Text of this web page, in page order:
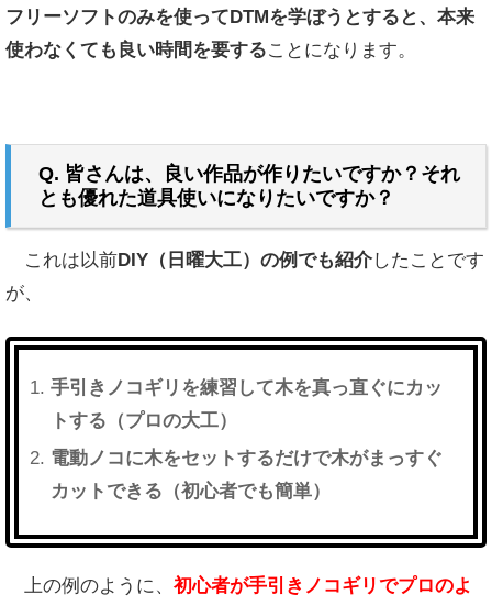
フリーソフトのみを使ってDTMを学ぼうとすると、本来
使わなくても良い時間を要することになります。
Q. 皆さんは、良い作品が作りたいですか？それ
とも優れた道具使いになりたいですか？
これは以前DIY（日曜大工）の例でも紹介したことです
が、
手引きノコギリを練習して木を真っ直ぐにカッ
トする（プロの大工）
電動ノコに木をセットするだけで木がまっすぐ
カットできる（初心者でも簡単）
上の例のように、 初心者が手引きノコギリでプロのよ